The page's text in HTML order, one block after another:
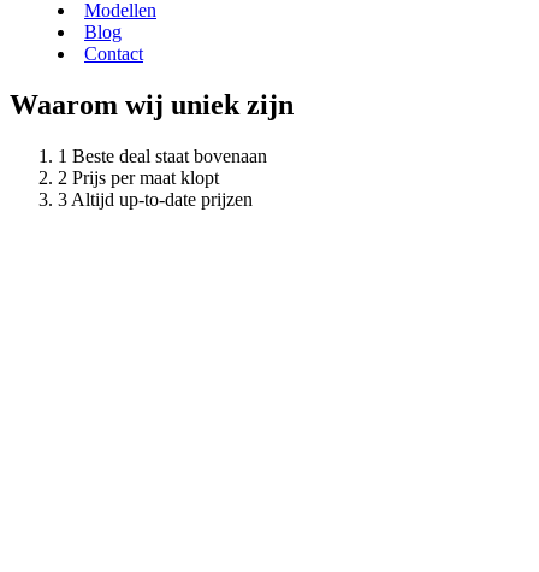
Modellen
Blog
Contact
Waarom wij uniek zijn
Beste deal staat bovenaan
Prijs per maat klopt
Altijd up-to-date prijzen